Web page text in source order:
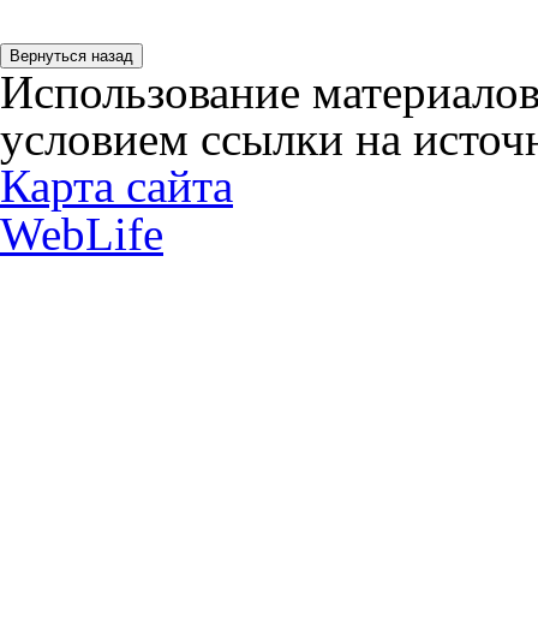
Использование
условием ссылки на
Карта сайта
WebLife